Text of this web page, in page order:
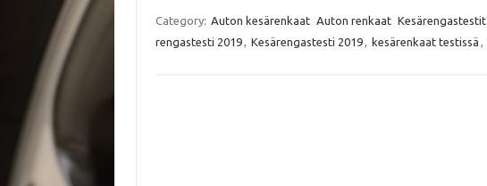
e
o
t
e
t
s
A
i
l
Category: Auton kesärenkaat Auton renkaat Kesärengastestit
rengastesti 2019, Kesärengastesti 2019, kesärenkaat testissä ,